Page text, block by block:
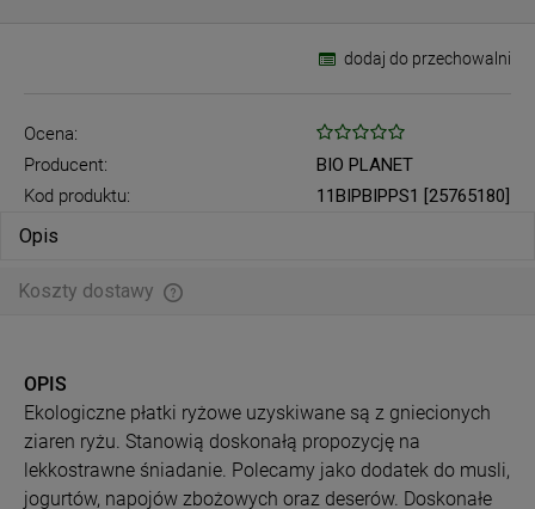
dodaj do przechowalni
Ocena:
Producent:
BIO PLANET
Kod produktu:
11BIPBIPPS1 [25765180]
Opis
Koszty dostawy
OPIS
Ekologiczne płatki ryżowe uzyskiwane są z gniecionych
ziaren ryżu. Stanowią doskonałą propozycję na
lekkostrawne śniadanie. Polecamy jako dodatek do musli,
jogurtów, napojów zbożowych oraz deserów. Doskonałe